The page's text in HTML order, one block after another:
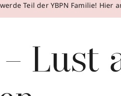
Teil der YBPN Familie! Hier
Lust